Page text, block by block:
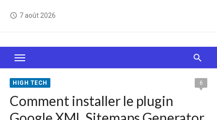
access_time 7 août 2026
Le Web, c'est comme une boîte de chocolats… On
sait jamais sur quoi on va tomber !
HIGH TECH 6
Comment installer le plugin